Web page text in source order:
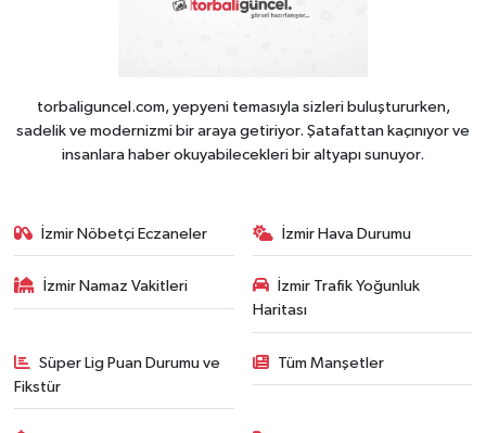
torbaliguncel.com, yepyeni temasıyla sizleri buluştururken,
sadelik ve modernizmi bir araya getiriyor. Şatafattan kaçınıyor ve
insanlara haber okuyabilecekleri bir altyapı sunuyor.
İzmir Nöbetçi Eczaneler İzmir Hava Durumu
İzmir Namaz Vakitleri
İzmir Trafik Yoğunluk
Haritası
Süper Lig Puan Durumu ve
Fikstür
Tüm Manşetler